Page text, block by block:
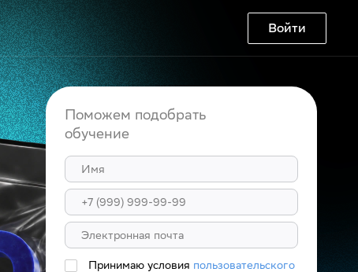
Войти
Поможем подобрать
обучение
Принимаю условия пользовательского